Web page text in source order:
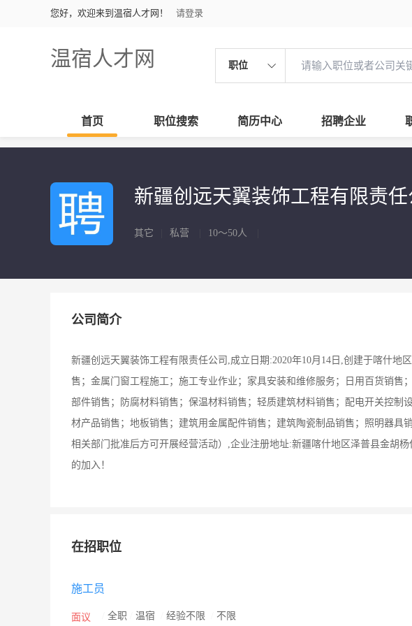
您好，欢迎来到温宿人才网！ 请登录
温宿人才网 职位
首页 职位搜索 简历中心 招聘企业
新疆创远天翼装饰工程有限责任
其它 私营 10～50人
公司简介
新疆创远天翼装饰工程有限责任公司,成立日期:2020年10月14日,创建于喀什地
售；金属门窗工程施工；施工专业作业；家具安装和维修服务；日用百货销售
部件销售；防腐材料销售；保温材料销售；轻质建筑材料销售；配电开关控制
材产品销售；地板销售；建筑用金属配件销售；建筑陶瓷制品销售；照明器具
相关部门批准后方可开展经营活动）,企业注册地址:新疆喀什地区泽普县金胡
的加入！
在招职位
施工员
面议 全职 温宿 经验不限 不限